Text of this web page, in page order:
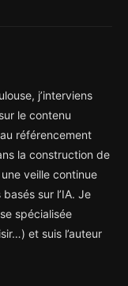
j’interviens
le contenu
référencement
la construction de
veille continue
sur l’IA. Je
spécialisée
et suis l’auteur